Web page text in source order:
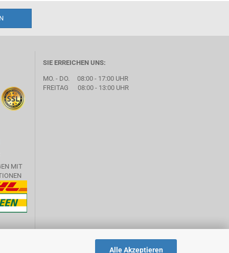
Alle Akzeptieren
MIT
SIE ERREICHEN UNS:
MO. - DO. 08:00 - 17:00 UHR
FREITAG 08:00 - 13:00 UHR